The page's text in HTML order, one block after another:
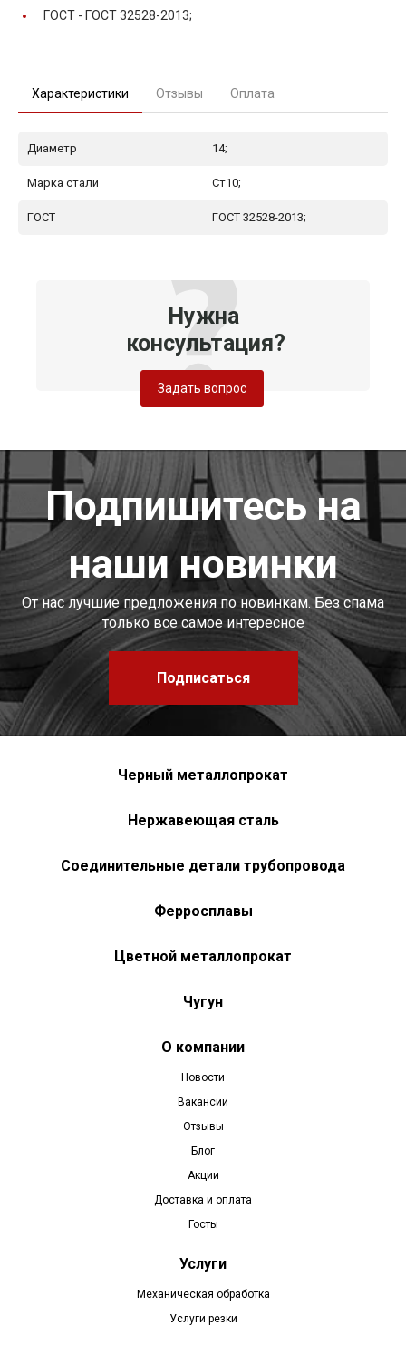
ГОСТ - ГОСТ 32528-2013;
Характеристики Отзывы Оплата
Диаметр 14;
Марка стали Ст10;
ГОСТ ГОСТ 32528-2013;
Нужна
консультация?
Задать вопрос
Подпишитесь на
наши новинки
От нас лучшие предложения по новинкам. Без спама
только все самое интересное
Подписаться
Черный металлопрокат
Нержавеющая сталь
Соединительные детали трубопровода
Ферросплавы
Цветной металлопрокат
Чугун
О компании
Новости
Вакансии
Отзывы
Блог
Акции
Доставка и оплата
Госты
Услуги
Механическая обработка
Услуги резки